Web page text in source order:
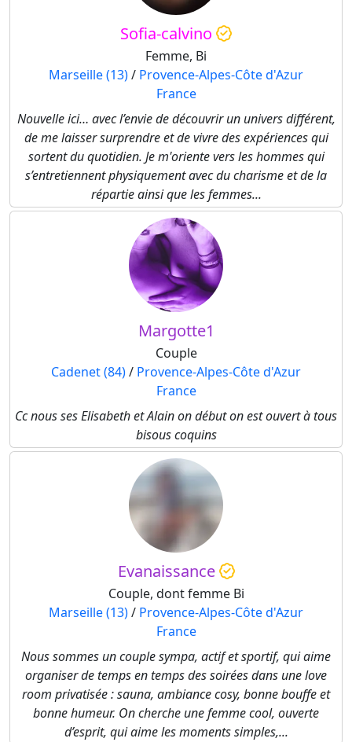
Sofia-calvino
Femme, Bi
Marseille (13)/ Provence-Alpes-Côte d'Azur
France
Nouvelle ici… avec l’envie de découvrir un univers différent,
de me laisser surprendre et de vivre des expériences qui
sortent du quotidien. Je m'oriente vers les hommes qui
s’entretiennent physiquement avec du charisme et de la
répartie ainsi que les femmes...
Margotte1
Couple
Cadenet (84)/ Provence-Alpes-Côte d'Azur
France
Cc nous ses Elisabeth et Alain on début on est ouvert à tous
bisous coquins
Evanaissance
Couple, dont femme Bi
Marseille (13)/ Provence-Alpes-Côte d'Azur
France
Nous sommes un couple sympa, actif et sportif, qui aime
organiser de temps en temps des soirées dans une love
room privatisée : sauna, ambiance cosy, bonne bouffe et
bonne humeur. On cherche une femme cool, ouverte
d’esprit, qui aime les moments simples,...